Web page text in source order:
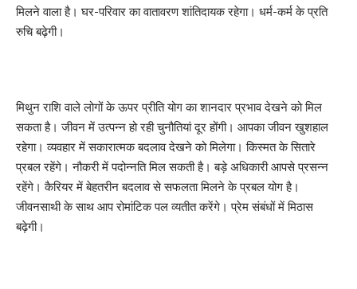
मिलने वाला है। घर-परिवार का वातावरण शांतिदायक रहेगा। धर्म-कर्म के प्रति
रुचि बढ़ेगी।
मिथुन राशि वाले लोगों के ऊपर प्रीति योग का शानदार प्रभाव देखने को मिल
सकता है। जीवन में उत्पन्न हो रही चुनौतियां दूर होंगी। आपका जीवन खुशहाल
रहेगा। व्यवहार में सकारात्मक बदलाव देखने को मिलेगा। किस्मत के सितारे
प्रबल रहेंगे। नौकरी में पदोन्नति मिल सकती है। बड़े अधिकारी आपसे प्रसन्न
रहेंगे। कैरियर में बेहतरीन बदलाव से सफलता मिलने के प्रबल योग है।
जीवनसाथी के साथ आप रोमांटिक पल व्यतीत करेंगे। प्रेम संबंधों में मिठास
बढ़ेगी।